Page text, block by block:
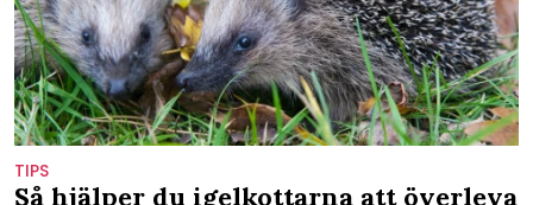
TIPS
Så hjälper du igelkottarna att överleva